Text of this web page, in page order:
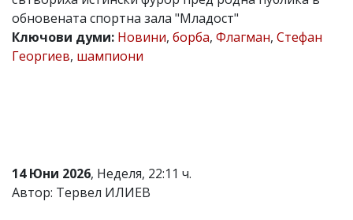
Коментарите
под
статиите
се
отговорност
за
тях!
обновената спортна зала "Младост"
Ключови думи: Новини, борба, Флагман, Стефан
Георгиев, шампиони
14 Юни 2026, Неделя, 22:11 ч.
Автор: Тервел ИЛИЕВ